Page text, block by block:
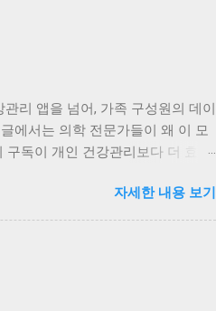
리 앱을 넘어, 가족 구성원의 데이
에서는 의학 전문가들이 왜 이 모
독이 개인 건강관리보다 더 효과
관리는 일회성 검진에 의존했지만,
변화, 자녀의 수면 패턴, 나의 스
를 함께 보며 식단을 조정하고 있
고 있습니다. 가족 단위 데이터 통
건강 데이터를 함께 관리하면,
자세한 내용 보기